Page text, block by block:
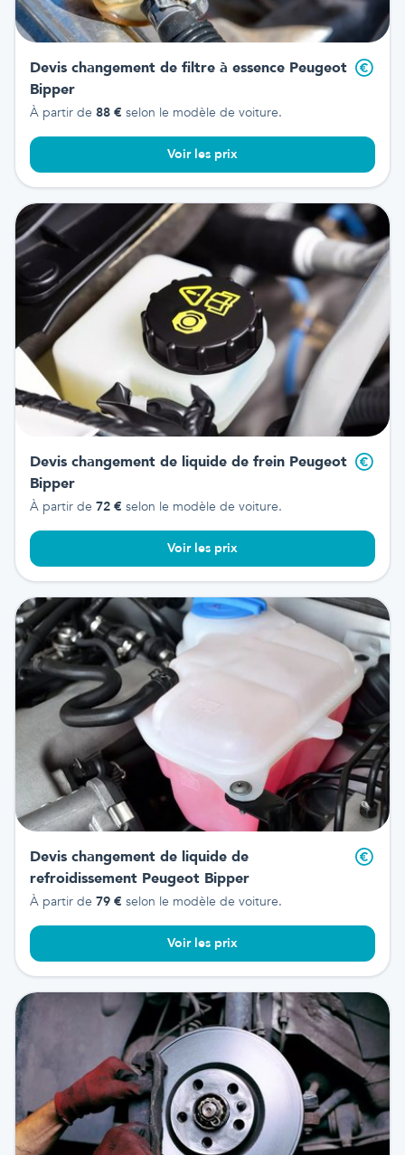
Devis changement de filtre à essence Peugeot
Bipper
À partir de 88 € selon le modèle de voiture.
Voir les prix
Devis changement de liquide de frein Peugeot
Bipper
À partir de 72 € selon le modèle de voiture.
Voir les prix
Devis changement de liquide de
refroidissement Peugeot Bipper
À partir de 79 € selon le modèle de voiture.
Voir les prix